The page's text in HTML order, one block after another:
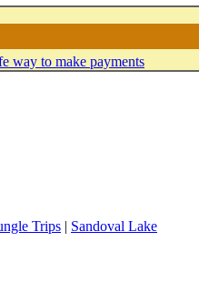
Trips | Sandoval Lake